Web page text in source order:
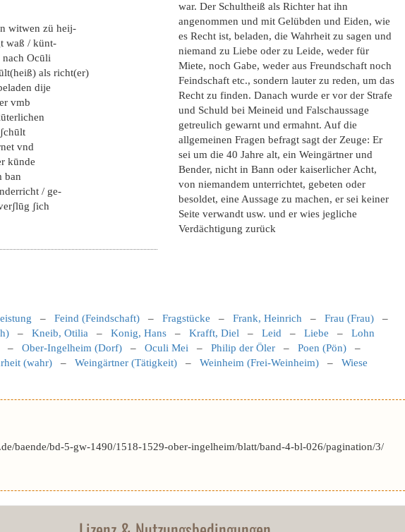
witwen zü heij-
waß / künt-
nach Ocūli
als richt(er)
dije
vmb
vnd
kūnde
ban
/ ge-
ʃich
war. Der Schultheiß als Richter hat ihn
angenommen und mit Gelübden und Eiden, wie
es Recht ist, beladen, die Wahrheit zu sagen und
niemand zu Liebe oder zu Leide, weder für
Miete, noch Gabe, weder aus Freundschaft noch
Feindschaft etc., sondern lauter zu reden, um das
Recht zu finden. Danach wurde er vor der Strafe
und Schuld bei Meineid und Falschaussage
getreulich gewarnt und ermahnt. Auf die
allgemeinen Fragen befragt sagt der Zeuge: Er
sei um die 40 Jahre alt, ein Weingärtner und
Bender, nicht in Bann oder kaiserlicher Acht,
von niemandem unterrichtet, gebeten oder
besoldet, eine Aussage zu machen, er sei keiner
Seite verwandt usw. und er wies jegliche
Verdächtigung zurück
– Feind (Feindschaft) – Fragstücke – Frank, Heinrich – Frau (Frau) –
– Kneib, Otilia – Konig, Hans – Krafft, Diel – Leid – Liebe – Lohn
– Ober-Ingelheim (Dorf) – Oculi Mei – Philip der Öler – Poen (Pön) –
(wahr) – Weingärtner (Tätigkeit) – Weinheim (Frei-Weinheim) – Wiese
baende/bd-5-gw-1490/1518-1529-ober-ingelheim/blatt/band-4-bl-026/pagination/3/